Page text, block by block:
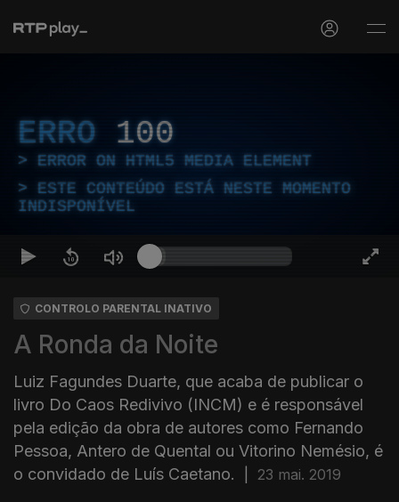
ERRO 100
ERROR ON HTML5 MEDIA ELEMENT
ESTE CONTEÚDO ESTÁ NESTE MOMENTO
INDISPONÍVEL
CONTROLO PARENTAL INATIVO
A Ronda da Noite
Luiz Fagundes Duarte, que acaba de publicar o
livro Do Caos Redivivo (INCM) e é responsável
pela edição da obra de autores como Fernando
Pessoa, Antero de Quental ou Vitorino Nemésio, é
o convidado de Luís Caetano.
23 mai. 2019